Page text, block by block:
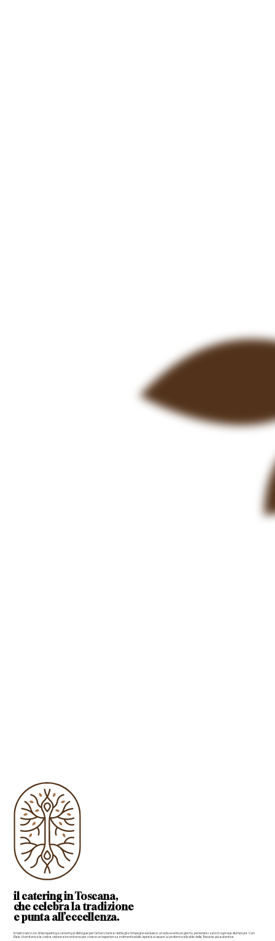
ilcatering in Toscana,
che celebra la tradizione
e punta all’eccellenza.
Il nostro servizio di banqueting e catering si distingue per l’attenzione ai dettagli e l’impegno esclusivo: un solo evento al giorno, personalizzato in ogni sua sfumatura. Con
Elaia, il territorio e la vostra visione si incontrano per creare un’esperienza indimenticabile, ispirata ai sapori, ai profumi e allo stile della Toscana più autentica.